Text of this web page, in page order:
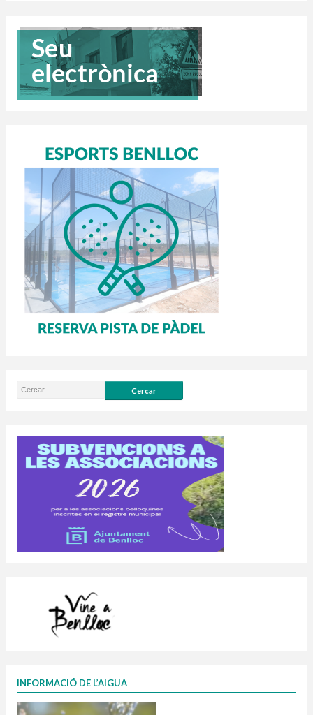
INFORMACIÓ DE L’AIGUA